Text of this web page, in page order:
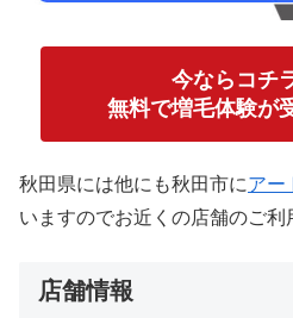
今ならコチ
無料で増毛体験が
秋田県には他にも秋田市にアー
いますのでお近くの店舗のご利
店舗情報